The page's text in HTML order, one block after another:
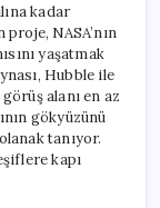
kadar
NASA’nın
yaşatmak
Hubble ile
alanı en az
gökyüzünü
tanıyor.
kapı